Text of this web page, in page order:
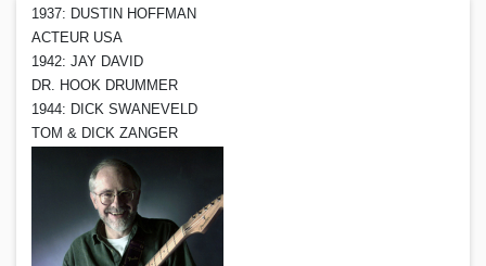
1937: DUSTIN HOFFMAN
ACTEUR USA
1942: JAY DAVID
DR. HOOK DRUMMER
1944: DICK SWANEVELD
TOM & DICK ZANGER